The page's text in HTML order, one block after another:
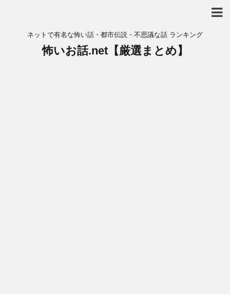
ネットで有名な怖い話・都市伝説・不思議な話 ランキング
怖いお話.net【厳選まとめ】